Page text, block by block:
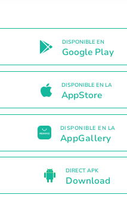
DISPONIBLE EN
Google Play
DISPONIBLE EN LA
AppStore
DISPONIBLE EN LA
AppGallery
DIRECT APK
Download